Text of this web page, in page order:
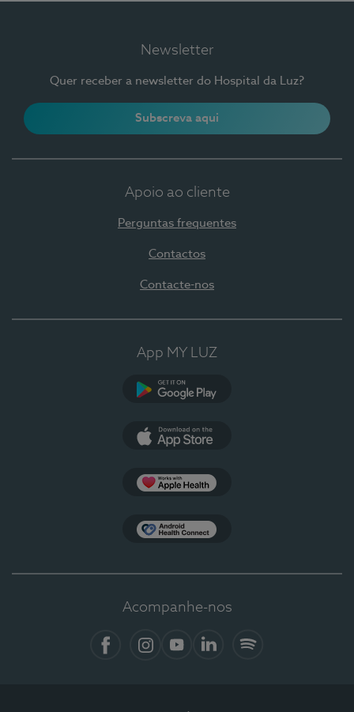
Newsletter
Quer receber a newsletter do Hospital da Luz?
Subscreva aqui
Apoio ao cliente
Perguntas frequentes
Contactos
Contacte-nos
App MY LUZ
Acompanhe-nos